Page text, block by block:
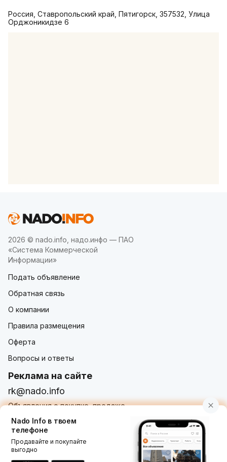
Россия, Ставропольский край, Пятигорск, 357532, Улица
Орджоникидзе 6
2026 © nado.info, надо.инфо — ПАО
«Система Коммерческой
Информации»
Подать объявление
Обратная связь
О компании
Правила размещения
Оферта
Вопросы и ответы
Реклама на сайте
rk@nado.info
Объявления о покупке, продаже,
услугах от частных лиц и организаций
Использование nado.info, в том числе и размещение
Nado Info в твоем
телефоне
Продавайте и покупайте
выгодно